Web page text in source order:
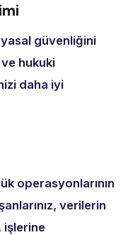
güvenliğini
ve hukuki
daha iyi
operasyonlarının
verilerin
işlerine